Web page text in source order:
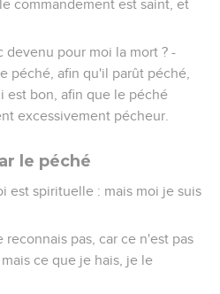
commandement est saint, et
devenu pour moi la mort ? -
péché, afin qu'il parût péché,
est bon, afin que le péché
excessivement pécheur.
le péché
est spirituelle : mais moi je suis
pas, car ce n'est pas
ce que je hais, je le